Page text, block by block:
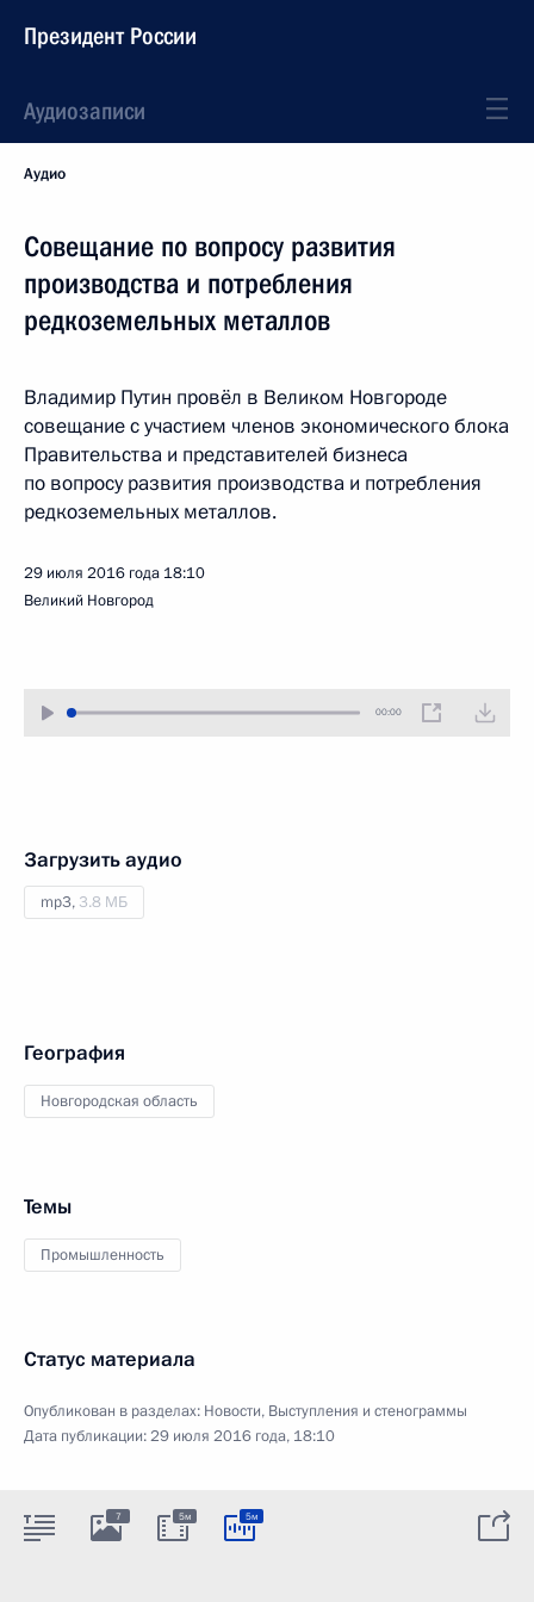
Президент России
Аудиозаписи
Аудио
Совещание по вопросу развития
производства и потребления
редкоземельных металлов
Владимир Путин провёл в Великом Новгороде
совещание с участием членов экономического блока
Правительства и представителей бизнеса
по вопросу развития производства и потребления
редкоземельных металлов.
29 июля 2016 года 18:10
Великий Новгород
00:00
Загрузить аудио
mp3, 3.8 МБ
География
Новгородская область
Темы
Промышленность
Статус материала
Опубликован в разделах: Новости, Выступления и стенограммы
Дата публикации:29 июля 2016 года, 18:10
7 5м 5м